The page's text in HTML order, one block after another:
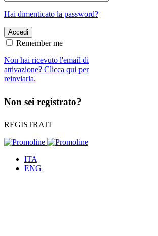
Hai dimenticato la password?
Remember me
Non hai ricevuto l'email di
attivazione? Clicca qui per
reinviarla.
Non sei registrato?
REGISTRATI
ITA
ENG